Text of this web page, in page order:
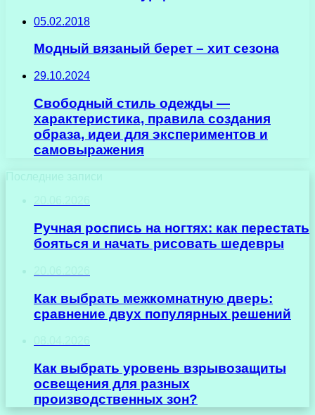
05.02.2018
Модный вязаный берет – хит сезона
29.10.2024
Свободный стиль одежды —
характеристика, правила создания
образа, идеи для экспериментов и
самовыражения
Последние записи
Ручная роспись на ногтях: как перестать
бояться и начать рисовать шедевры
Как выбрать межкомнатную дверь:
сравнение двух популярных решений
Как выбрать уровень взрывозащиты
освещения для разных
производственных зон?